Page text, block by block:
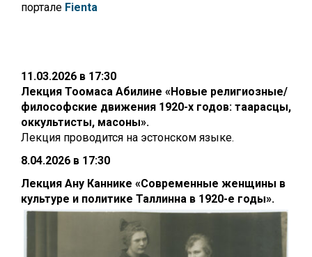
портале Fienta
11.03.2026 в 17:30
Лекция Тоомаса Абилине «Новые религиозные/
философские движения 1920-х годов: таарасцы,
оккультисты, масоны».
Лекция проводится на эстонском языке.
8.04.2026 в 17:30
Лекция Ану Каннике «Современные женщины в
культуре и политике Таллинна в 1920-е годы».